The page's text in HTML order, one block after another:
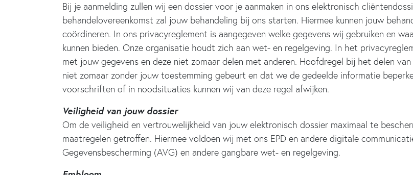
Bij je aanmelding zullen wij een dossier voor je aanmaken in ons elektronisch
behandelovereenkomst zal jouw behandeling bij ons starten. Hiermee kunnen jouw
coördineren. In ons privacyreglement is aangegeven welke gegevens wij gebruiken en
kunnen bieden. Onze organisatie houdt zich aan wet- en regelgeving. In het
met jouw gegevens en deze niet zomaar delen met anderen. Hoofdregel bij het delen
niet zomaar zonder jouw toestemming gebeurt en dat we de gedeelde informatie
voorschriften of in noodsituaties kunnen wij van deze regel afwijken.
Veiligheid van jouw dossier
Om de veiligheid en vertrouwelijkheid van jouw elektronisch dossier maximaal te
maatregelen getroffen. Hiermee voldoen wij met ons EPD en andere digitale
Gegevensbescherming (AVG) en andere gangbare wet- en regelgeving.